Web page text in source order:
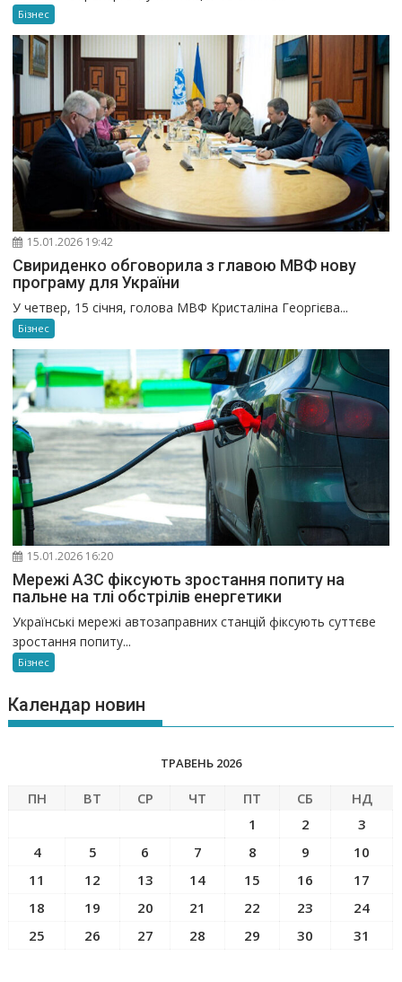
Бізнес
15.01.2026 19:42
Свириденко обговорила з главою МВФ нову
програму для України
У четвер, 15 січня, голова МВФ Кристаліна Георгієва...
Бізнес
15.01.2026 16:20
Мережі АЗС фіксують зростання попиту на
пальне на тлі обстрілів енергетики
Українські мережі автозаправних станцій фіксують суттєве
зростання попиту...
Бізнес
Календар новин
ТРАВЕНЬ 2026
ПН ВТ СР ЧТ ПТ СБ
НД
1
2
3
4
5 6 7 8 9
10
11
12 13 14 15 16
17
18
19 20 21 22 23
24
25
26 27 28 29 30 31